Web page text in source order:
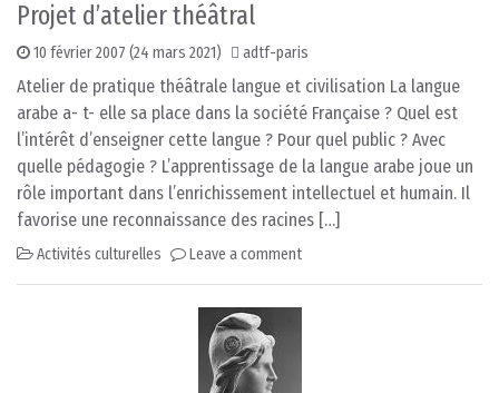
Projet d’atelier théâtral
10 février 2007 (24 mars 2021) adtf-paris
Atelier de pratique théâtrale langue et civilisation La langue
arabe a- t- elle sa place dans la société Française ? Quel est
l’intérêt d’enseigner cette langue ? Pour quel public ? Avec
quelle pédagogie ? L’apprentissage de la langue arabe joue un
rôle important dans l’enrichissement intellectuel et humain. Il
favorise une reconnaissance des racines […]
Activités culturelles Leave a comment